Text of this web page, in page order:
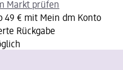
Markt prüfen
49 € mit Mein dm Konto
Rückgabe